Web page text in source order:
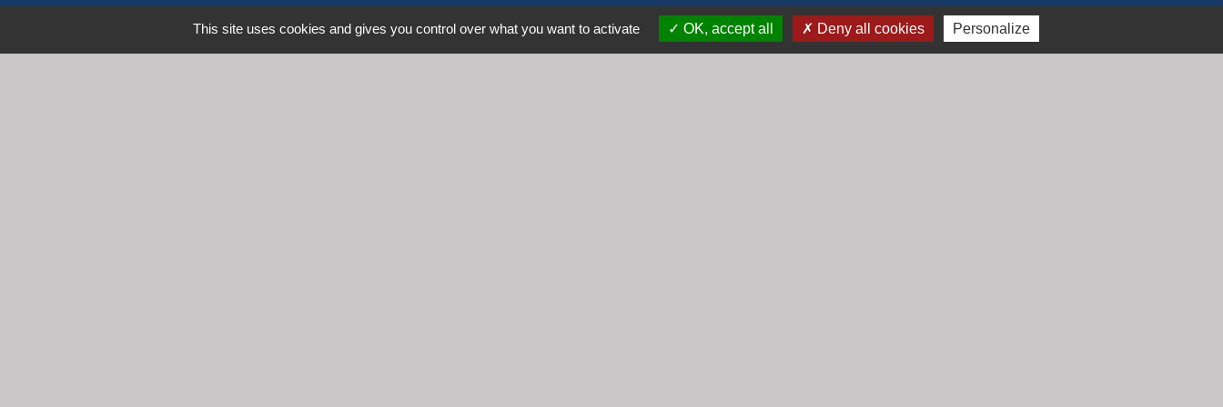
69640 Cogny - FRANCE
+33 4 74 67 30 55
This site uses cookies and gives you control over what you want to activate OK, accept all Deny all cookies Personalize